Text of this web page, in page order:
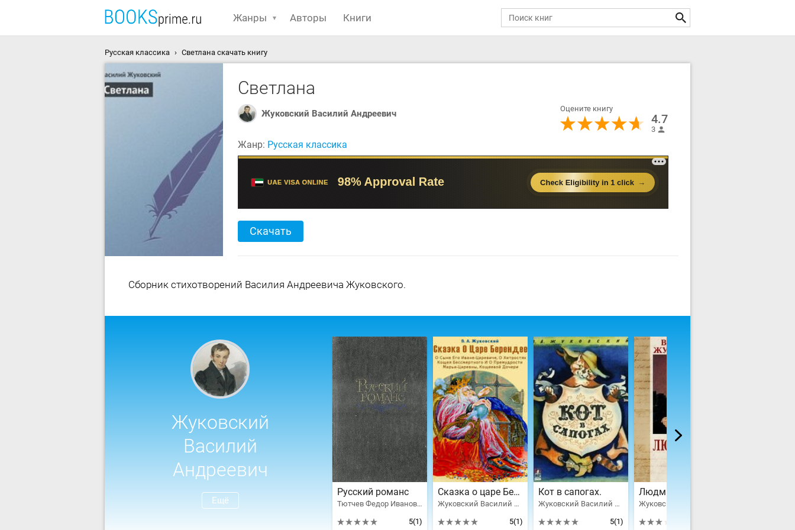
Жанры Авторы Книги
Русская классика Светлана скачать книгу
Светлана
Жуковский Василий Андреевич Оцените книгу
4.7
3
Жанр: Русская классика
Скачать
Сборник стихотворений Василия Андреевича Жуковского.
Жуковский
Василий
Андреевич
Ещё
Русский романс
Тютчев Федор Иванович, Блок Александр Александрович, Есенин Сергей Александрович, Пушкин Александр Сергеевич, Валерий Брюсов, Пастернак Борис Леонидович, Жуковский Василий Андреевич, Толстой Алексей Константинович, Полонский Яков Петрович, Фет Афанасий Афанасьевич, Языков Николай Михайлович, Кольцов Алексей Васильевич, Цветаева Марина Ивановна, Суриков Иван Захарович, Заболоцкий Николай Алексеевич, Вяземский Петр Андреевич, Никитин Иван Саввич, Веневитинов Дмитрий Владимирович, Трефолев Леонид Николаевич, Козлов Иван Александрович, Ефимова Татьяна Владимировна, Тибилова Татьяна, Вертинский Александр Николаевич, Владимир Мамин, Franz Xaver von Zach, Gasparo Gozzi
5(1)
Сказка о царе Берендее, о сыне его Иване-царевиче
Жуковский Василий Андреевич
5(1)
Кот в сапогах.
Жуковский Василий Андреевич
5(1)
Людмила